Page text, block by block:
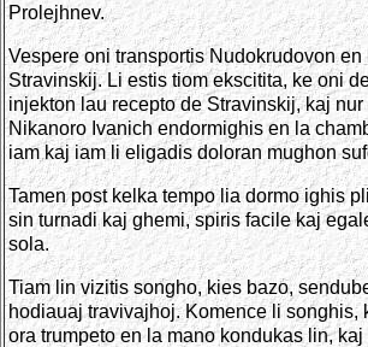
Prolejhnev.
Vespere oni transportis Nudokrudovon
Stravinskij. Li estis tiom ekscitita, ke oni
injekton lau recepto de Stravinskij, kaj
Nikanoro Ivanich endormighis en la
iam kaj iam li eligadis doloran mughon
Tamen post kelka tempo lia dormo ighis
sin turnadi kaj ghemi, spiris facile kaj
sola.
Tiam lin vizitis songho, kies bazo,
hodiauaj travivajhoj. Komence li songhis,
ora trumpeto en la mano kondukas lin, kaj